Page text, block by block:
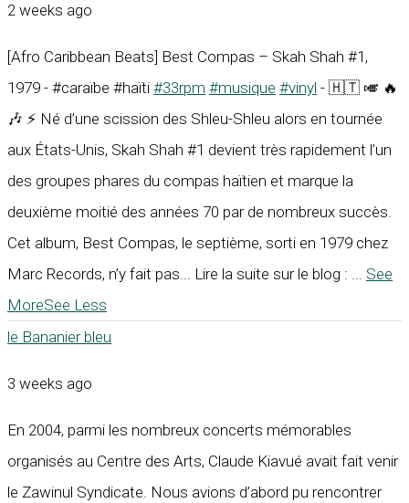
2 weeks ago
[Afro Caribbean Beats] Best Compas – Skah Shah #1,
1979 - #caraïbe #haïti #33rpm #musique #vinyl - 🇭🇹 🎺 🔥
🎶 ⚡ Né d’une scission des Shleu-Shleu alors en tournée
aux États-Unis, Skah Shah #1 devient très rapidement l’un
des groupes phares du compas haïtien et marque la
deuxième moitié des années 70 par de nombreux succès.
Cet album, Best Compas, le septième, sorti en 1979 chez
Marc Records, n’y fait pas... Lire la suite sur le blog : ... See
MoreSee Less
le Bananier bleu
3 weeks ago
En 2004, parmi les nombreux concerts mémorables
organisés au Centre des Arts, Claude Kiavué avait fait venir
le Zawinul Syndicate. Nous avions d’abord pu rencontrer